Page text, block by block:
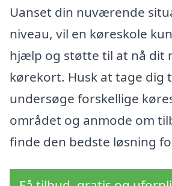
Uanset din nuværende
niveau, vil en køreskole
hjælp og støtte til at nå dit
kørekort. Husk at tage dig
undersøge forskellige
området og anmode om
finde den bedste løsning